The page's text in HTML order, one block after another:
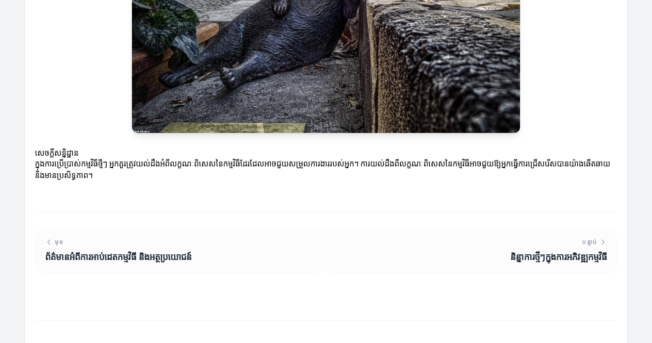
សេចក្តីសន្និដ្ឋាន
ក្នុងការប្រើប្រាស់កម្មវិធីថ្មីៗ អ្នកគួរត្រូវយល់ដឹងអំពីលក្ខណៈពិសេសនៃកម្មវិធីដែរដែលអាចជួយសម្រួលការងាររបស់អ្នក។ ការយល់ដឹងពីលក្ខណៈពិសេសនៃកម្មវិធីអាចជួយឱ្យអ្នកធ្វើការជ្រើសរើសបានយ៉ាងឆើតឆាយ
និងមានប្រសិទ្ធភាព។
មុន
ព័ត៌មានអំពីការអាប់ដេតកម្មវិធី និងអត្ថប្រយោជន៍
បន្ទាប់
និន្នាការថ្មីៗក្នុងការអភិវឌ្ឍកម្មវិធី